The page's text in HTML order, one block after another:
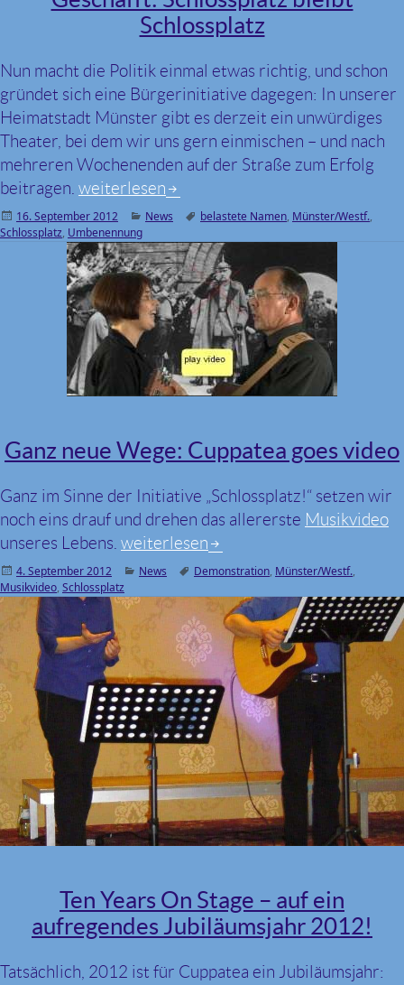
Schlossplatz
Nun macht die Politik einmal etwas richtig, und schon
gründet sich eine Bürgerinitiative dagegen: In unserer
Heimatstadt Münster gibt es derzeit ein unwürdiges
Theater, bei dem wir uns gern einmischen – und nach
mehreren Wochenenden auf der Straße zum Erfolg
beitragen. Geschafft: Schlossplatz bleibt Schlossplatz
weiterlesen
Veröffentlicht
am
16. September 2012 Kategorien
News Schlagwörter
belastete Namen, Münster/Westf.,
Schlossplatz, Umbenennung
Ganz neue Wege: Cuppatea goes video
Ganz im Sinne der Initiative „Schlossplatz!“ setzen wir
noch eins drauf und drehen das allererste Musikvideo
unseres Lebens. Ganz neue Wege: Cuppatea goes
weiterlesen
Veröffentlicht
am
4. September 2012 Kategorien
News Schlagwörter
Demonstration, Münster/Westf.,
Musikvideo, Schlossplatz
Ten Years On Stage – auf ein
aufregendes Jubiläumsjahr 2012!
Tatsächlich, 2012 ist für Cuppatea ein Jubiläumsjahr: